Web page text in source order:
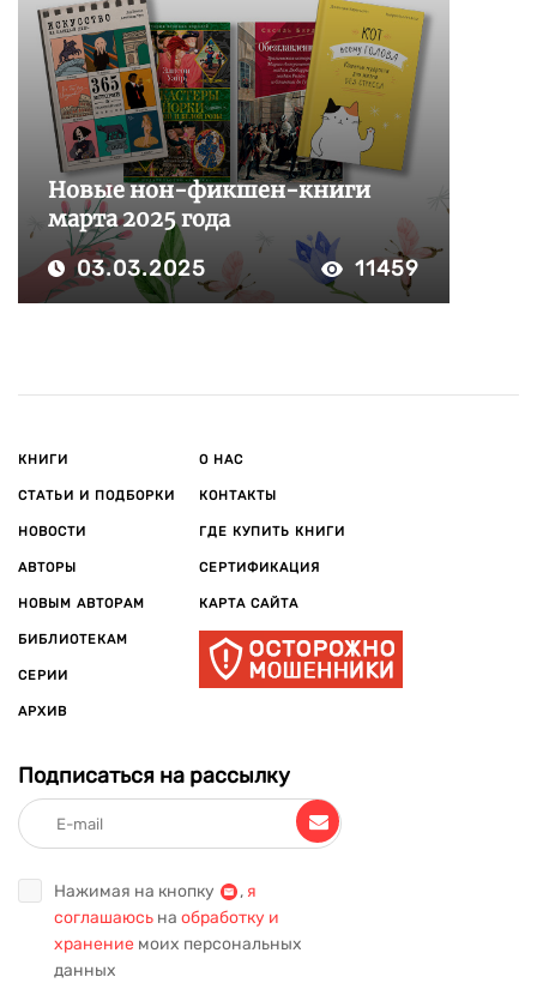
Новые нон-фикшен-книги
марта 2025 года
03.03.2025 11459
КНИГИ
СТАТЬИ И ПОДБОРКИ
НОВОСТИ
АВТОРЫ
НОВЫМ АВТОРАМ
БИБЛИОТЕКАМ
СЕРИИ
АРХИВ
О НАС
КОНТАКТЫ
ГДЕ КУПИТЬ КНИГИ
СЕРТИФИКАЦИЯ
КАРТА САЙТА
Подписаться на рассылку
Нажимая на кнопку , я
соглашаюсь на обработку и
хранение моих персональных
данных